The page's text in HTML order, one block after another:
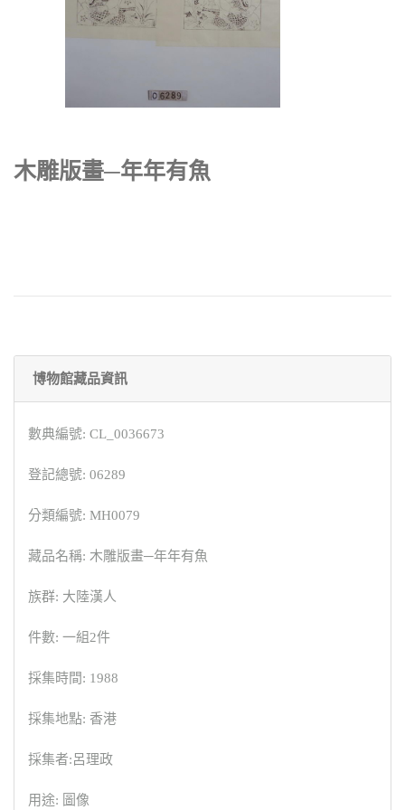
木雕版畫─年年有魚
博物館藏品資訊
數典編號: CL_0036673
登記總號: 06289
分類編號: MH0079
藏品名稱: 木雕版畫─年年有魚
族群: 大陸漢人
件數: 一組2件
採集時間: 1988
採集地點: 香港
採集者:呂理政
用途: 圖像